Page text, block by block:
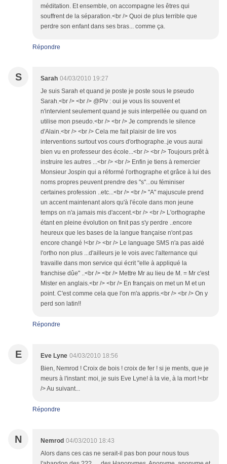
méditation. Et ensemble, on accompagne les êtres qui
souffrent de la séparation.<br /> Quoi de plus terrible que
perdre son enfant dans ses bras... comme ça.
Répondre
S Sarah 04/03/2010 19:27
Je suis Sarah et quand je poste je poste sous le pseudo
Sarah.<br /> <br /> @Plv : oui je vous lis souvent et
n'intervient seulement quand je suis interpellée ou quand on
utilise mon pseudo.<br /> <br /> Je comprends le silence
d'Alain.<br /> <br /> Cela me fait plaisir de lire vos
interventions surtout vos cours d'orthographe..je vous aurai
bien vu en professeur des école...<br /> <br /> Toujours prêt à
instruire les autres ...<br /> <br /> Enfin je tiens à remercier
Monsieur Jospin qui a réformé l'orthographe et grâce à lui des
noms propres peuvent prendre des "s"...ou féminiser
certaines profession ..etc...<br /> <br /> "A" majuscule prend
un accent maintenant alors qu'à l'école dans mon jeune
temps on n'a jamais mis d'accent.<br /> <br /> L'orthographe
étant en pleine évolution on finit pas s'y perdre ..encore
heureux que les bases de la langue française n'ont pas
encore changé !<br /> <br /> Le language SMS n'a pas aidé
l'ortho non plus ...d'ailleurs je le vois avec l'alternance qui
travaille dans mon service qui écrit "elle à appliqué la
franchise dûe" ..<br /> <br /> Mettre Mr au lieu de M. = Mr c'est
Mister en anglais.<br /> <br /> En français on met un M et un
point. C'est comme cela que l'on m'a appris.<br /> <br /> On y
perd son latin!!
Répondre
E Eve Lyne 04/03/2010 18:56
Bien, Nemrod ! Croix de bois ! croix de fer ! si je ments, que je
meurs à l'instant: moi, je suis Eve Lyne! à la vie, à la mort !<br
/> Au suivant...
Répondre
N Nemrod 04/03/2010 18:43
Alors dans ces cas ne serait-il pas bon pour nous tous